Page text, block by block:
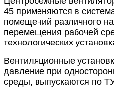
45 применяются в
помещений различного
перемещения рабочей
технологических
Вентиляционные
давление при
среды, выпускаются по